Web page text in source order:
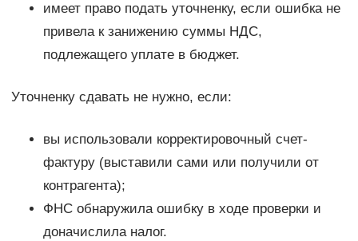
имеет право подать уточненку, если ошибка не
привела к занижению суммы НДС,
подлежащего уплате в бюджет.
Уточненку сдавать не нужно, если:
вы использовали корректировочный счет-
фактуру (выставили сами или получили от
контрагента);
ФНС обнаружила ошибку в ходе проверки и
доначислила налог.